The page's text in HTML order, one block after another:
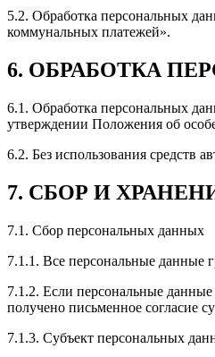
5.2. Обработка персональных
коммунальных платежей».
6. ОБРАБОТКА
6.1. Обработка персональных
утверждении Положения об
6.2. Без использования средств
7. СБОР И
7.1. Сбор персональных данных
7.1.1. Все персональные данные
7.1.2. Если персональные
получено письменное согласие
7.1.3. Субъект персональных